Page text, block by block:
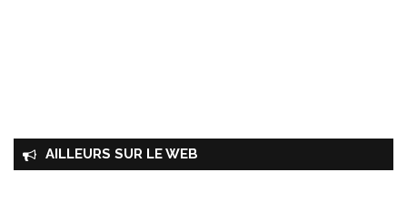
AILLEURS SUR LE WEB